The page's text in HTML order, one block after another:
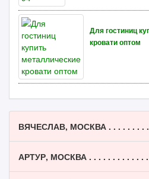
Для гостиниц
кровати оптом
ВЯЧЕСЛАВ, МОСКВА . . . . . . . . .
АРТУР, МОСКВА . . . . . . . . . . . . .